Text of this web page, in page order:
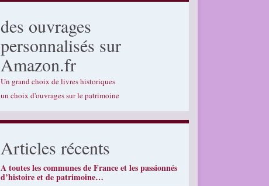
des ouvrages
personnalisés sur
Amazon.fr
Un grand choix de livres historiques
un choix d'ouvrages sur le patrimoine
Articles récents
A toutes les communes de France et les passionnés
d’histoire et de patrimoine…